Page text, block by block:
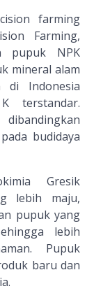
farming
Farming,
pupuk NPK
mineral alam
di Indonesia
terstandar.
budidaya
Gresik
lebih maju,
pupuk yang
lebih
Pupuk
baru dan